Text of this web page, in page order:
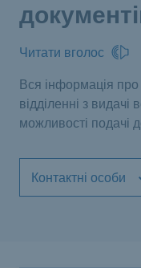
Читати вголос
Вся інформація
відділенні з видачі
можливості подачі
Контактні особи